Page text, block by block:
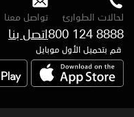
لحالات الطوارئ
800 124 8888
تواصل معنا
اتصل بنا
قم بتحميل الأول موبايل